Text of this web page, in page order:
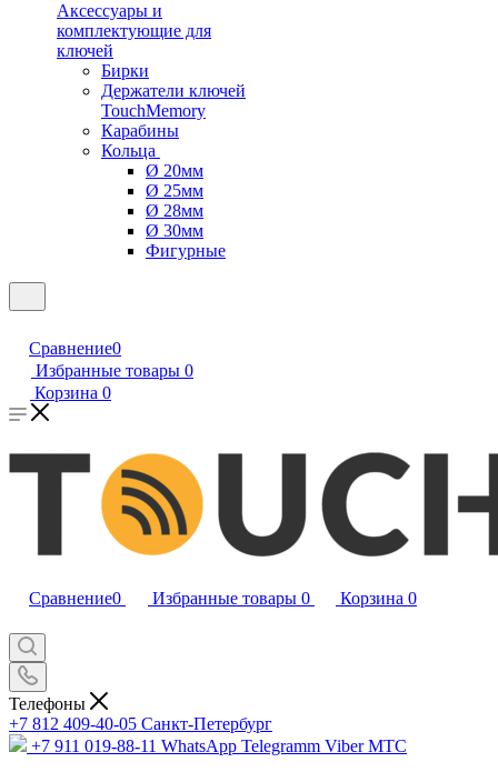
Аксессуары и
комплектующие для
ключей
Бирки
Держатели ключей
TouchMemory
Карабины
Кольца
Ø 20мм
Ø 25мм
Ø 28мм
Ø 30мм
Фигурные
Сравнение0
Избранные товары 0
Корзина 0
Сравнение0 Избранные товары 0 Корзина 0
Телефоны
+7 812 409-40-05 Санĸт-Петербург
+7 911 019-88-11 WhatsApp Telegramm Viber МТС